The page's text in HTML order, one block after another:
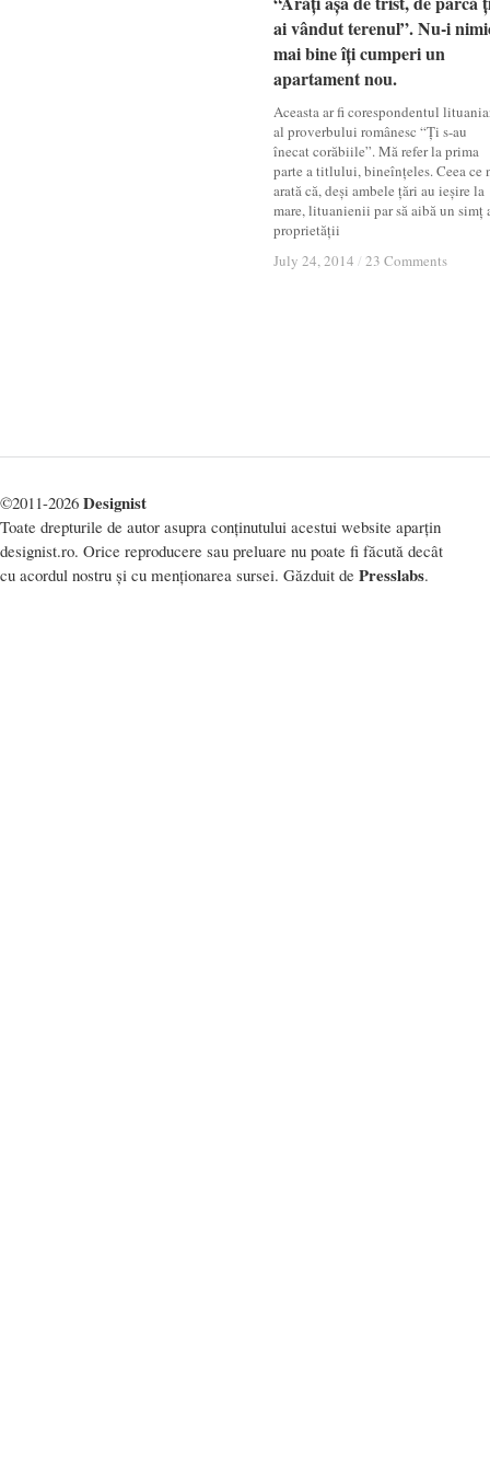
ai vândut terenul”. Nu-i
mai bine îți cumperi un
apartament nou.
Aceasta ar fi corespondentul
al proverbului românesc “Ți s-au
înecat corăbiile”. Mă refer la prima
parte a titlului, bineînțeles. Ceea ce
arată că, deși ambele țări au ieșire la
mare, lituanienii par să aibă un simț
proprietății
July 24, 2014 / 23 Comments
ai vândut terenul”. Nu-i
mai bine îți cumperi un
apartament nou.
July 24, 2014 / 23 Comments
©2011-2026 Designist
Toate drepturile de autor asupra conținutului acestui website aparțin
designist.ro. Orice reproducere sau preluare nu poate fi făcută decât
cu acordul nostru și cu menționarea sursei. Găzduit de Presslabs.